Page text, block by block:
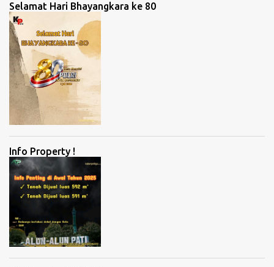
Selamat Hari Bhayangkara ke 80
Info Property !